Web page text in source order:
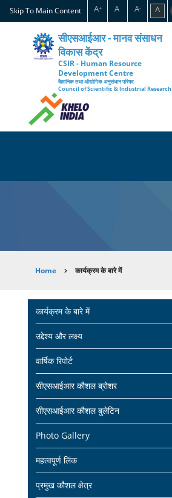
Skip
to
content
Skip To Main Content A+ A A- A
सीएसआईआर - मानव संसाधन
विकास केंद्र
CSIR - Human Resource
Development Centre
वैज्ञानिक तथा औद्योगिक अनुसंधान परिषद
Council of Scientific & Industrial Research
Breadcrumb
Home कार्यक्रम के बारे में
Main
navigation
कार्यक्रम के बारे में
उद्देश्य और लक्ष्य
वार्षिक रिपोर्ट
सीएसआईआर कौशल ब्रोशर
सीएसआईआर कौशल बुलेटिन
Photo Gallery
महत्वपूर्ण लिंक
प्रमुख कौशल क्षेत्र